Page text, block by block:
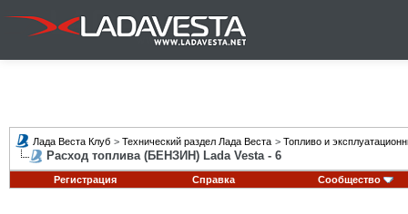
Лада Веста Клуб > Технический раздел Лада Веста > Топливо и
Расход топлива (БЕНЗИН) Lada Vesta - 6
Регистрация Справка Сообщество